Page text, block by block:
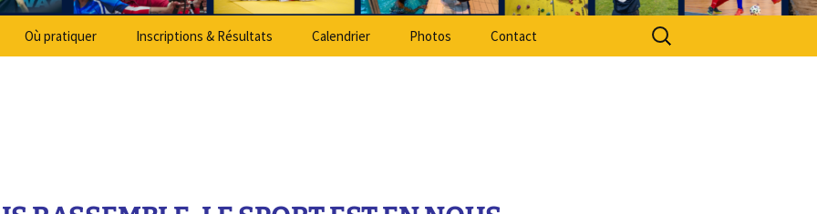
Où pratiquer Inscriptions & Résultats Calendrier Photos Contact
Rechercher :